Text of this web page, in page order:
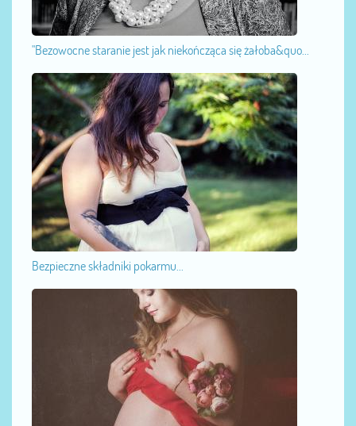
"Bezowocne staranie jest jak niekończąca się żałoba&quo...
Bezpieczne składniki pokarmu...